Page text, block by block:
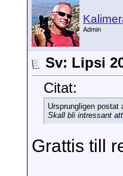
Admin
Sv: Lipsi
Citat:
Ursprungligen postat
Skall bli intressant
Grattis till